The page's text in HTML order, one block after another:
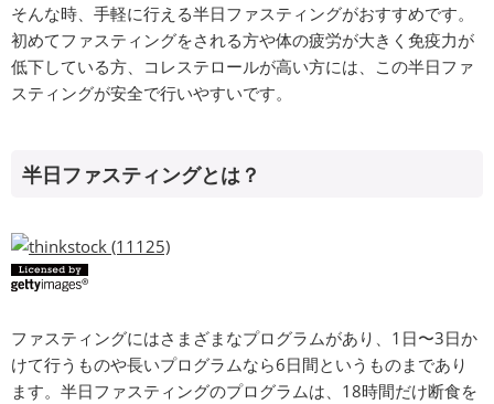
そんな時、手軽に行える半日ファスティングがおすすめです。
初めてファスティングをされる方や体の疲労が大きく免疫力が
低下している方、コレステロールが高い方には、この半日ファ
スティングが安全で行いやすいです。
半日ファスティングとは？
ファスティングにはさまざまなプログラムがあり、1日〜3日か
けて行うものや長いプログラムなら6日間というものまであり
ます。半日ファスティングのプログラムは、18時間だけ断食を